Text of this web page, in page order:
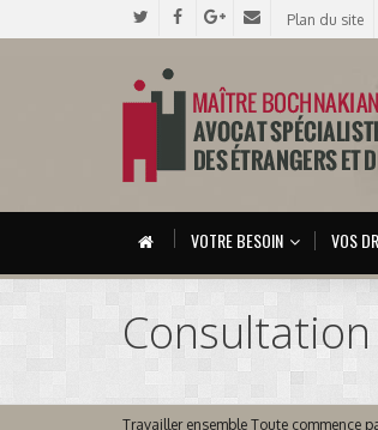
Plan du site
VOTRE BESOIN VOS
Travailler ensemble Toute commence